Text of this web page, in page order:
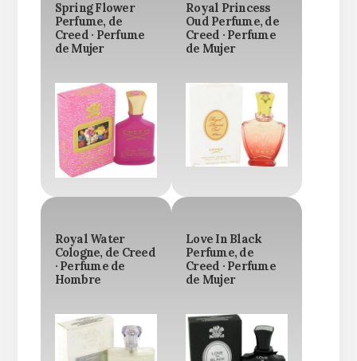
Spring Flower
Perfume, de
Creed · Perfume
de Mujer
Royal Princess
Oud Perfume, de
Creed · Perfume
de Mujer
Royal Water
Cologne, de Creed
· Perfume de
Hombre
Love In Black
Perfume, de
Creed · Perfume
de Mujer